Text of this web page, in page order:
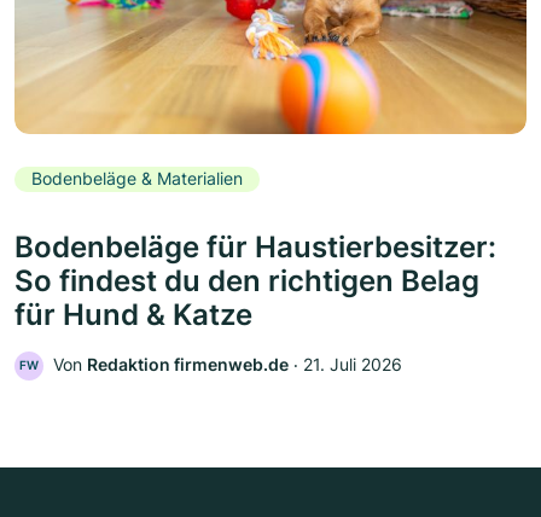
Bodenbeläge & Materialien
Bodenbeläge für Haustierbesitzer:
So findest du den richtigen Belag
für Hund & Katze
FW Von Redaktion firmenweb.de ‧ 21. Juli 2026